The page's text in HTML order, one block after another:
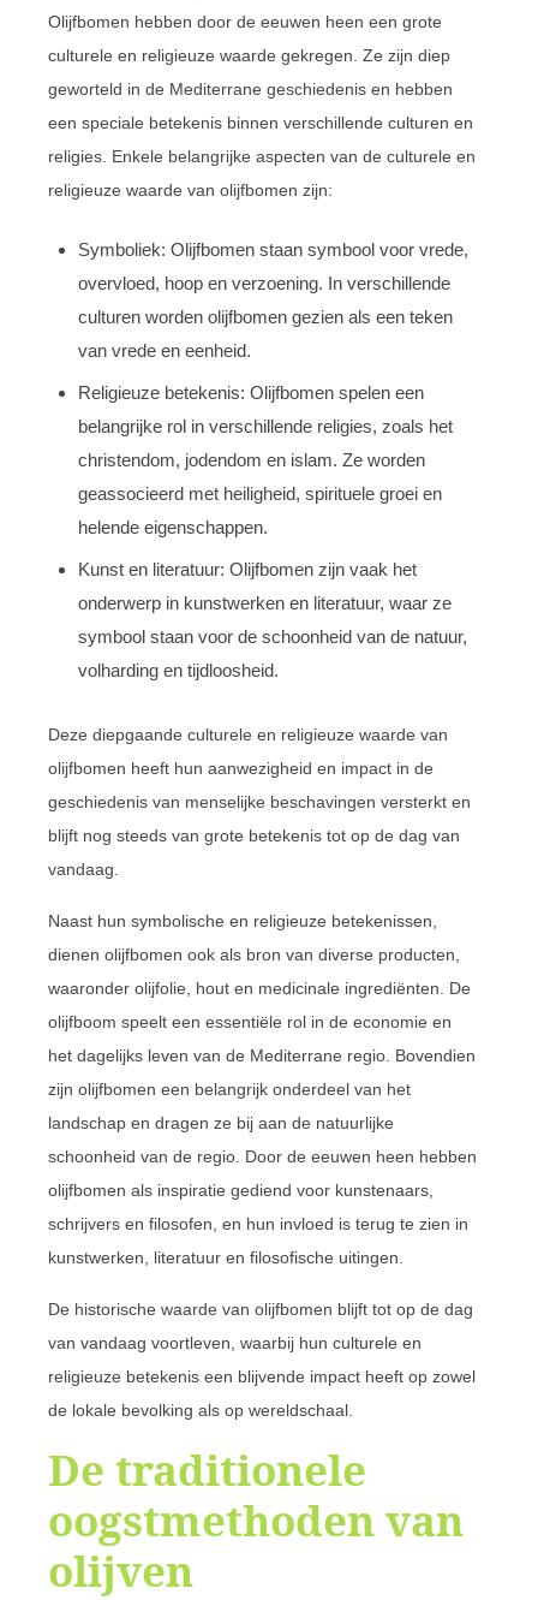
Olijfbomen hebben door de eeuwen heen een grote
culturele en religieuze waarde gekregen. Ze zijn diep
geworteld in de Mediterrane geschiedenis en hebben
een speciale betekenis binnen verschillende culturen en
religies. Enkele belangrijke aspecten van de culturele en
religieuze waarde van olijfbomen zijn:
Symboliek: Olijfbomen staan symbool voor vrede,
overvloed, hoop en verzoening. In verschillende
culturen worden olijfbomen gezien als een teken
van vrede en eenheid.
Religieuze betekenis: Olijfbomen spelen een
belangrijke rol in verschillende religies, zoals het
christendom, jodendom en islam. Ze worden
geassocieerd met heiligheid, spirituele groei en
helende eigenschappen.
Kunst en literatuur: Olijfbomen zijn vaak het
onderwerp in kunstwerken en literatuur, waar ze
symbool staan voor de schoonheid van de natuur,
volharding en tijdloosheid.
Deze diepgaande culturele en religieuze waarde van
olijfbomen heeft hun aanwezigheid en impact in de
geschiedenis van menselijke beschavingen versterkt en
blijft nog steeds van grote betekenis tot op de dag van
vandaag.
Naast hun symbolische en religieuze betekenissen,
dienen olijfbomen ook als bron van diverse producten,
waaronder olijfolie, hout en medicinale ingrediënten. De
olijfboom speelt een essentiële rol in de economie en
het dagelijks leven van de Mediterrane regio. Bovendien
zijn olijfbomen een belangrijk onderdeel van het
landschap en dragen ze bij aan de natuurlijke
schoonheid van de regio. Door de eeuwen heen hebben
olijfbomen als inspiratie gediend voor kunstenaars,
schrijvers en filosofen, en hun invloed is terug te zien in
kunstwerken, literatuur en filosofische uitingen.
De historische waarde van olijfbomen blijft tot op de dag
van vandaag voortleven, waarbij hun culturele en
religieuze betekenis een blijvende impact heeft op zowel
de lokale bevolking als op wereldschaal.
De traditionele
oogstmethoden van
olijven